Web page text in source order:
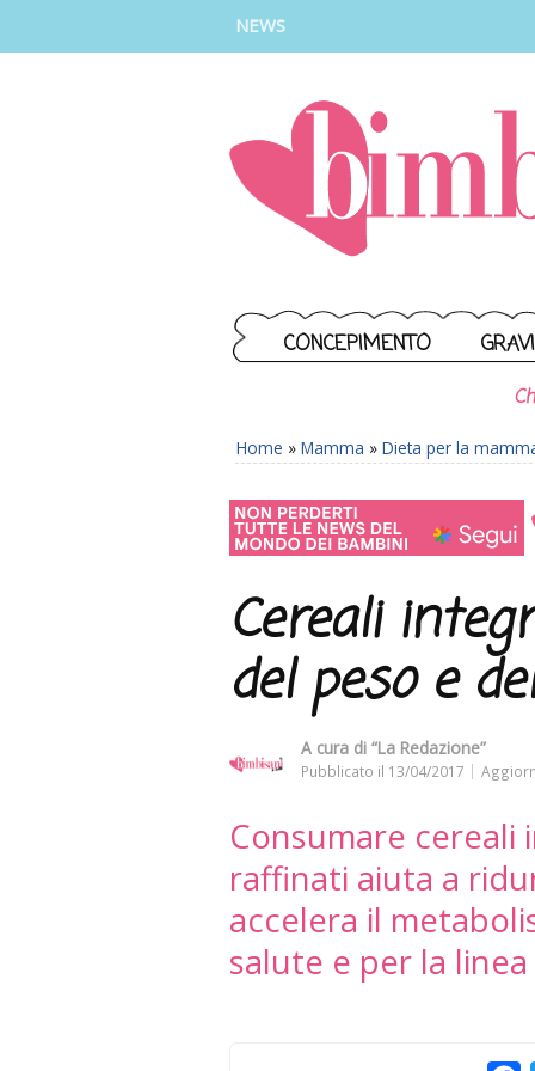
NEWS
CONCEPIMENTO
Home » Mamma » Dieta per la
Cereali
del peso e
A cura di “La Redazione”
Pubblicato il 13/04/2017
Consumare
raffinati aiuta a
accelera il
salute e per la linea